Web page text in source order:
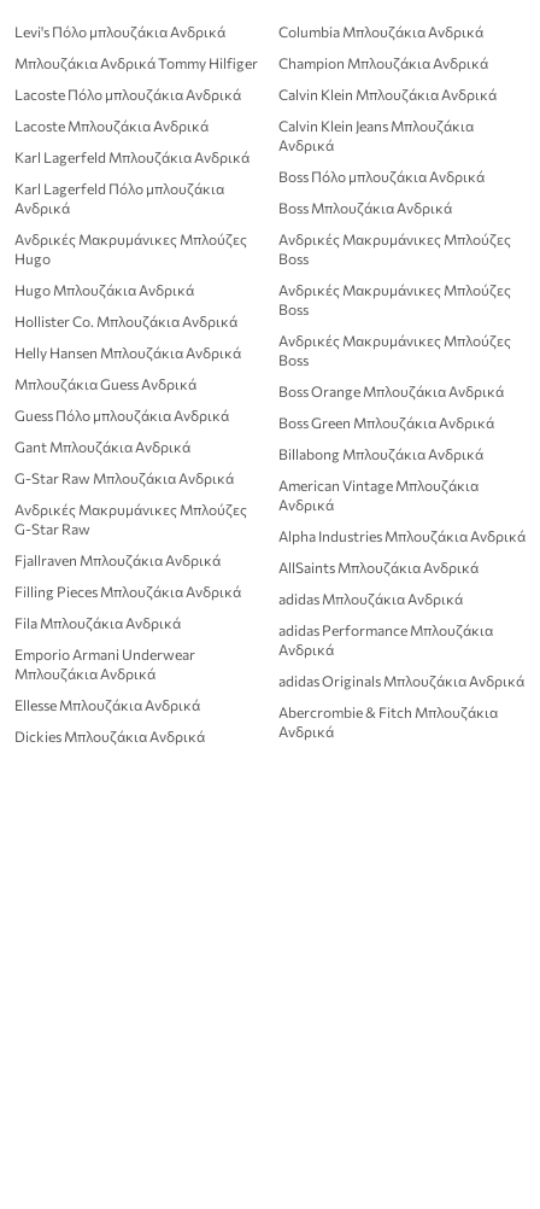
Levi's Πόλο μπλουζάκια Ανδρικά
Μπλουζάκια Ανδρικά Tommy Hilfiger
Lacoste Πόλο μπλουζάκια Ανδρικά
Lacoste Μπλουζάκια Ανδρικά
Karl Lagerfeld Μπλουζάκια Ανδρικά
Karl Lagerfeld Πόλο μπλουζάκια
Ανδρικά
Ανδρικές Μακρυμάνικες Μπλούζες
Hugo
Hugo Μπλουζάκια Ανδρικά
Hollister Co. Μπλουζάκια Ανδρικά
Helly Hansen Μπλουζάκια Ανδρικά
Μπλουζάκια Guess Ανδρικά
Guess Πόλο μπλουζάκια Ανδρικά
Gant Μπλουζάκια Ανδρικά
G-Star Raw Μπλουζάκια Ανδρικά
Ανδρικές Μακρυμάνικες Μπλούζες
G-Star Raw
Fjallraven Μπλουζάκια Ανδρικά
Filling Pieces Μπλουζάκια Ανδρικά
Fila Μπλουζάκια Ανδρικά
Emporio Armani Underwear
Μπλουζάκια Ανδρικά
Ellesse Μπλουζάκια Ανδρικά
Dickies Μπλουζάκια Ανδρικά
Columbia Μπλουζάκια Ανδρικά
Champion Μπλουζάκια Ανδρικά
Calvin Klein Μπλουζάκια Ανδρικά
Calvin Klein Jeans Μπλουζάκια
Ανδρικά
Boss Πόλο μπλουζάκια Ανδρικά
Boss Μπλουζάκια Ανδρικά
Ανδρικές Μακρυμάνικες Μπλούζες
Boss
Ανδρικές Μακρυμάνικες Μπλούζες
Boss
Ανδρικές Μακρυμάνικες Μπλούζες
Boss
Boss Orange Μπλουζάκια Ανδρικά
Boss Green Μπλουζάκια Ανδρικά
Billabong Μπλουζάκια Ανδρικά
American Vintage Μπλουζάκια
Ανδρικά
Alpha Industries Μπλουζάκια Ανδρικά
AllSaints Μπλουζάκια Ανδρικά
adidas Μπλουζάκια Ανδρικά
adidas Performance Μπλουζάκια
Ανδρικά
adidas Originals Μπλουζάκια Ανδρικά
Abercrombie & Fitch Μπλουζάκια
Ανδρικά